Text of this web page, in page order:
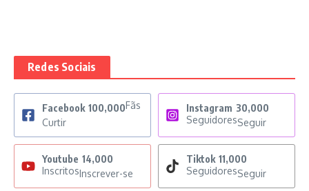
Redes Sociais
Facebook 100,000Fãs
Curtir
Instagram 30,000
SeguidoresSeguir
Youtube 14,000
Inscritos Inscrever-se
Tiktok 11,000
SeguidoresSeguir